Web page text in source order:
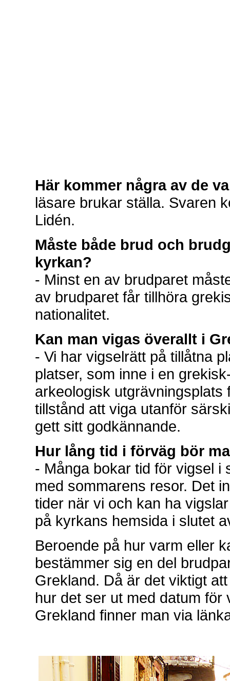
Här kommer några av de
läsare brukar ställa. Svaren
Lidén.
Måste både brud och
kyrkan?
- Minst en av brudparet
av brudparet får tillhöra
nationalitet.
Kan man vigas överallt i
- Vi har vigselrätt på tillåtna
platser, som inne i en
arkeologisk utgrävningsplats
tillstånd att viga utanför
gett sitt godkännande.
Hur lång tid i förväg bör
- Många bokar tid för vigsel i
med sommarens resor. Det
tider när vi och kan ha
på kyrkans hemsida i slutet
Beroende på hur varm eller
bestämmer sig en del
Grekland. Då är det viktigt
hur det ser ut med datum
Grekland finner man via